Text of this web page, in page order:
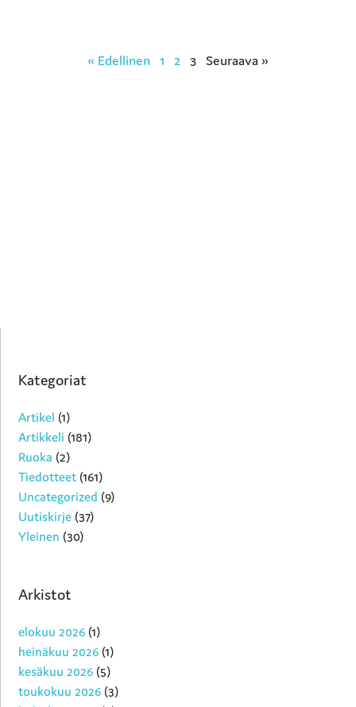
« Edellinen 1 2 3 Seuraava »
Kategoriat
Artikel (1)
Artikkeli (181)
Ruoka (2)
Tiedotteet (161)
Uncategorized (9)
Uutiskirje (37)
Yleinen (30)
Arkistot
elokuu 2026 (1)
heinäkuu 2026 (1)
kesäkuu 2026 (5)
toukokuu 2026 (3)